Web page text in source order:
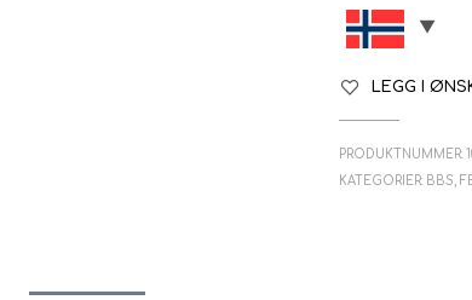
LEGG I
PRODUKTNUMMER:
KATEGORIER: BBS,